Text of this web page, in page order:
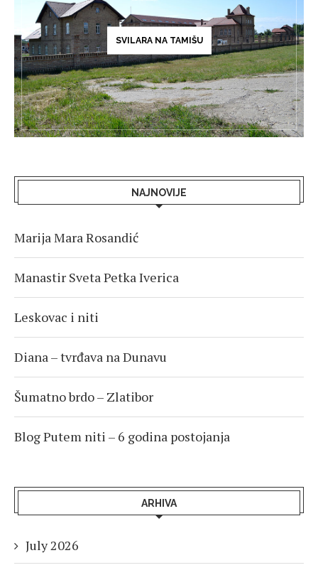
SVILARA NA TAMIŠU
NAJNOVIJE
Marija Mara Rosandić
Manastir Sveta Petka Iverica
Leskovac i niti
Diana – tvrđava na Dunavu
Šumatno brdo – Zlatibor
Blog Putem niti – 6 godina postojanja
ARHIVA
July 2026